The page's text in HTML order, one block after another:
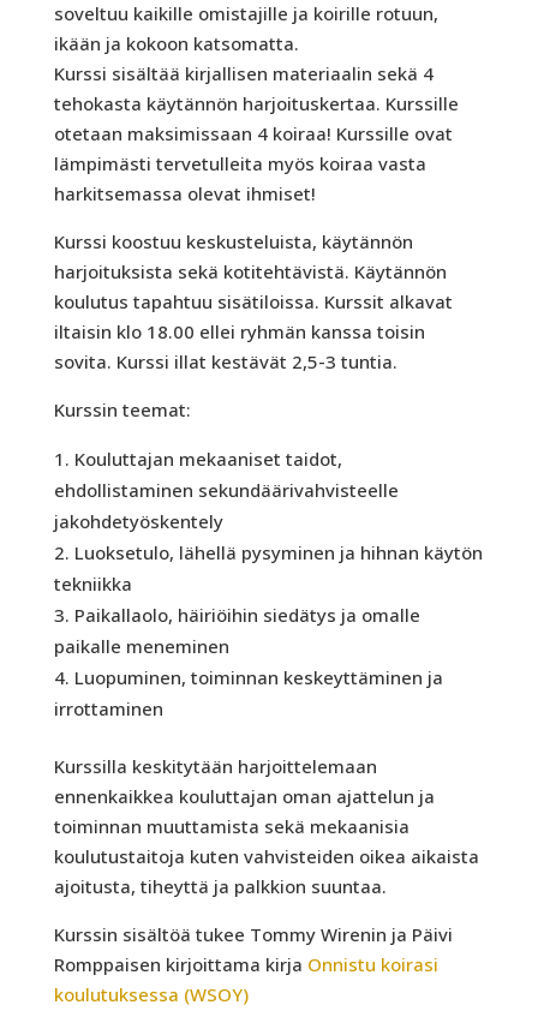
soveltuu kaikille omistajille ja koirille rotuun,
ikään ja kokoon katsomatta.
Kurssi sisältää kirjallisen materiaalin sekä 4
tehokasta käytännön harjoituskertaa. Kurssille
otetaan maksimissaan 4 koiraa! Kurssille ovat
lämpimästi tervetulleita myös koiraa vasta
harkitsemassa olevat ihmiset!
Kurssi koostuu keskusteluista, käytännön
harjoituksista sekä kotitehtävistä. Käytännön
koulutus tapahtuu sisätiloissa. Kurssit alkavat
iltaisin klo 18.00 ellei ryhmän kanssa toisin
sovita. Kurssi illat kestävät 2,5-3 tuntia.
Kurssin teemat:
Kouluttajan mekaaniset taidot,
ehdollistaminen sekundäärivahvisteelle
jakohdetyöskentely
Luoksetulo, lähellä pysyminen ja hihnan käytön
tekniikka
Paikallaolo, häiriöihin siedätys ja omalle
paikalle meneminen
Luopuminen, toiminnan keskeyttäminen ja
irrottaminen
Kurssilla keskitytään harjoittelemaan
ennenkaikkea kouluttajan oman ajattelun ja
toiminnan muuttamista sekä mekaanisia
koulutustaitoja kuten vahvisteiden oikea aikaista
ajoitusta, tiheyttä ja palkkion suuntaa.
Kurssin sisältöä tukee Tommy Wirenin ja Päivi
Romppaisen kirjoittama kirja Onnistu koirasi
koulutuksessa (WSOY)